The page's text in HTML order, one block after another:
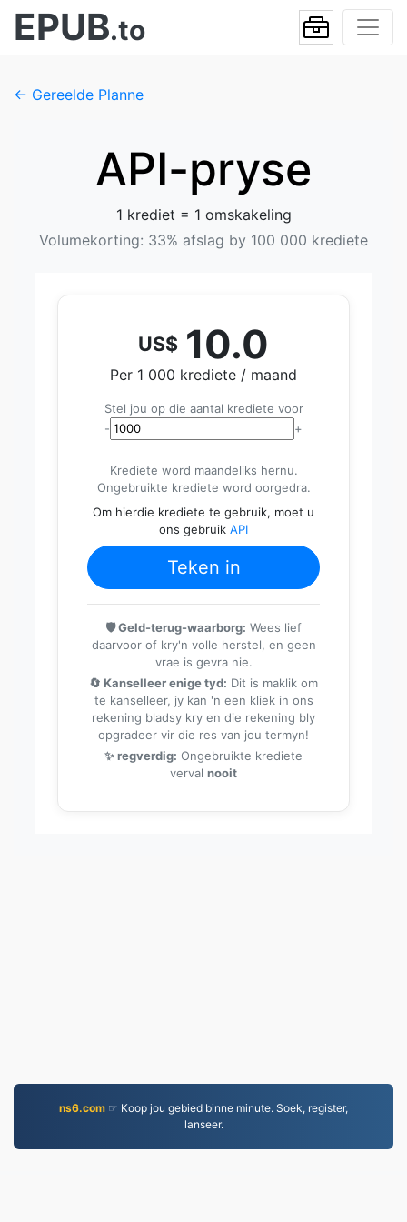
EPUB.to
← Gereelde Planne
API-pryse
1 krediet = 1 omskakeling
Volumekorting: 33% afslag by 100 000 krediete
US$ 10.0
Per 1 000 krediete / maand
Stel jou op die aantal krediete voor
-
+
Krediete word maandeliks hernu.
Ongebruikte krediete word oorgedra.
Om hierdie krediete te gebruik, moet u
ons gebruik API
Teken in
🛡️ Geld-terug-waarborg: Wees lief
daarvoor of kry'n volle herstel, en geen
vrae is gevra nie.
🔄 Kanselleer enige tyd: Dit is maklik om
te kanselleer, jy kan 'n een kliek in ons
rekening bladsy kry en die rekening bly
opgradeer vir die res van jou termyn!
✨ regverdig: Ongebruikte krediete
verval nooit
ns6.com ☞ Koop jou gebied binne minute. Soek, register,
lanseer.